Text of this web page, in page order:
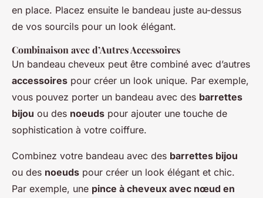
en place. Placez ensuite le bandeau juste au-dessus
de vos sourcils pour un look élégant.
Combinaison avec d’Autres Accessoires
Un bandeau cheveux peut être combiné avec d’autres
accessoires pour créer un look unique. Par exemple,
vous pouvez porter un bandeau avec des barrettes
bijou ou des noeuds pour ajouter une touche de
sophistication à votre coiffure.
Combinez votre bandeau avec des barrettes bijou
ou des noeuds pour créer un look élégant et chic.
Par exemple, une pince à cheveux avec nœud en